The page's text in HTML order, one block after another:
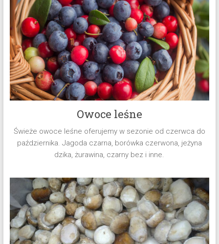
Owoce leśne
Świeże owoce leśne oferujemy w sezonie od czerwca do
października. Jagoda czarna, borówka czerwona, jeżyna
dzika, żurawina, czarny bez i inne.